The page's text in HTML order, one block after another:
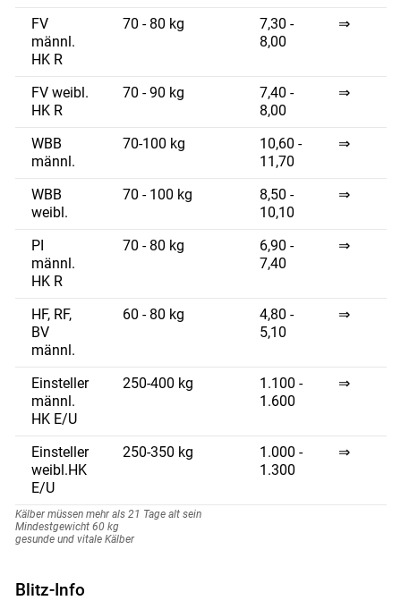
FV
männl.
HK R
70 - 80 kg
7,30 -
8,00
⇒
FV weibl.
HK R
70 - 90 kg
7,40 -
8,00
⇒
WBB
männl.
70-100 kg
10,60 -
11,70
⇒
WBB
weibl.
70 - 100 kg
8,50 -
10,10
⇒
PI
männl.
HK R
70 - 80 kg
6,90 -
7,40
⇒
HF, RF,
BV
männl.
60 - 80 kg
4,80 -
5,10
⇒
Einsteller
männl.
HK E/U
250-400 kg
1.100 -
1.600
⇒
Einsteller
weibl.HK
E/U
250-350 kg
1.000 -
1.300
⇒
Kälber müssen mehr als 21 Tage alt sein
Mindestgewicht 60 kg
gesunde und vitale Kälber
Blitz-Info